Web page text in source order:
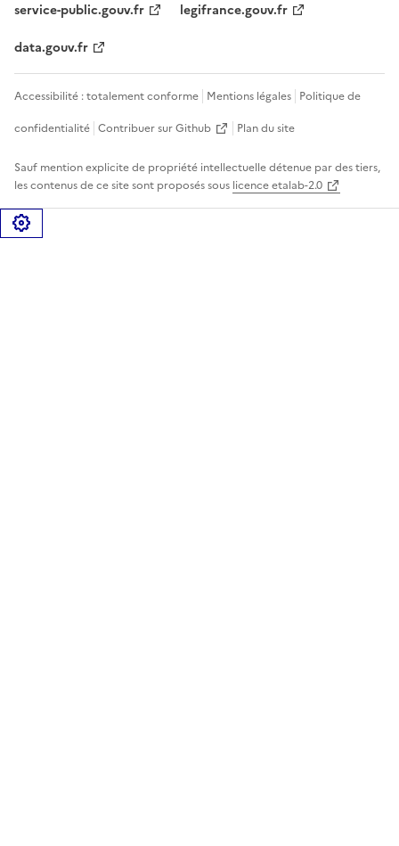
service-public.gouv.fr
legifrance.gouv.fr
data.gouv.fr
Accessibilité : totalement conforme Mentions légales Politique de
confidentialité Contribuer sur Github Plan du site
Sauf mention explicite de propriété intellectuelle détenue par des tiers,
les contenus de ce site sont proposés sous licence etalab-2.0
Gérer les cookies